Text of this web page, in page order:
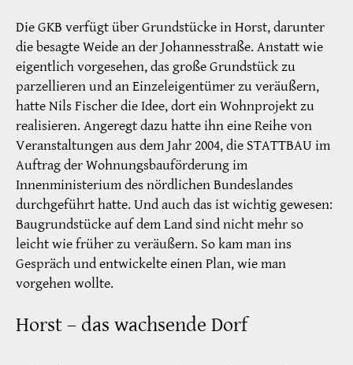
Die GKB verfügt über Grundstücke in Horst, darunter
die besagte Weide an der Johannesstraße. Anstatt wie
eigentlich vorgesehen, das große Grundstück zu
parzellieren und an Einzeleigentümer zu veräußern,
hatte Nils Fischer die Idee, dort ein Wohnprojekt zu
realisieren. Angeregt dazu hatte ihn eine Reihe von
Veranstaltungen aus dem Jahr 2004, die STATTBAU im
Auftrag der Wohnungsbauförderung im
Innenministerium des nördlichen Bundeslandes
durchgeführt hatte. Und auch das ist wichtig gewesen:
Baugrundstücke auf dem Land sind nicht mehr so
leicht wie früher zu veräußern. So kam man ins
Gespräch und entwickelte einen Plan, wie man
vorgehen wollte.
Horst – das wachsende Dorf